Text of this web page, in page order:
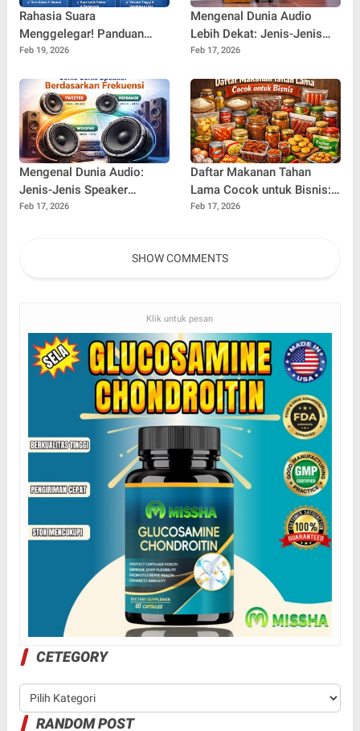
Rahasia Suara
Menggelegar! Panduan
Lengkap Jenis-Jenis
Wajib Anda Tahu
Feb 19, 2026
Mengenal Dunia Audio
Lebih Dekat: Jenis-Jenis
Speaker Berdasarkan
Tahu
Feb 17, 2026
Mengenal Dunia Audio:
Jenis-Jenis Speaker
Berdasarkan Frekuensi dan
Feb 17, 2026
Daftar Makanan Tahan
Lama Cocok untuk Bisnis:
Ide Cerdas untuk Usaha
Feb 17, 2026
SHOW COMMENTS
Klik untuk pesan
CETEGORY
RANDOM POST